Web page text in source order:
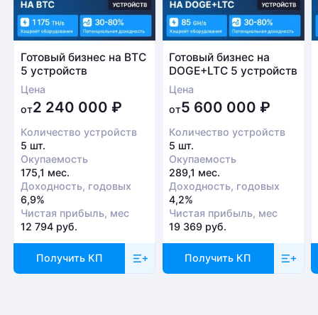
Готовый бизнес на BTC
5 устройств
Цена
от2 240 000 ₽
Количество устройств
5 шт.
Окупаемость
175,1 мес.
Доходность, годовых
6,9%
Чистая прибыль, мес
12 794 руб.
Получить КП
Готовый бизнес на
DOGE+LTC 5 устройств
Цена
от5 600 000₽
Количество устройств
5 шт.
Окупаемость
289,1 мес.
Доходность, годовых
4,2%
Чистая прибыль, мес
19 369 руб.
Получить КП